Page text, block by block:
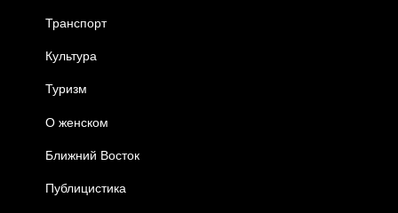
Транспорт
Культура
Туризм
О женском
Ближний Восток
Публицистика